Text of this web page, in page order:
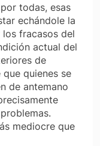
todas, esas
echándole la
fracasos del
actual del
de
quienes se
de antemano
mediocre que